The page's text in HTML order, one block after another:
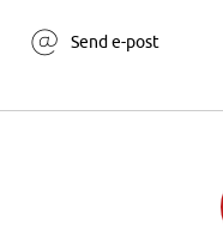
Send e-post